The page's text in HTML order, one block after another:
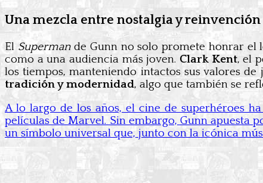
Una mezcla entre nostalgia y reinvención
El Supermande Gunn no solo promete honrar el
como a una audiencia más joven. Clark Kent, el
los tiempos, manteniendo intactos sus valores
tradición y modernidad, algo que también se
A lo largo de los años, el cine de superhéroes
películas de Marvel. Sin embargo, Gunn apuesta
un símbolo universal que, junto con la icónica